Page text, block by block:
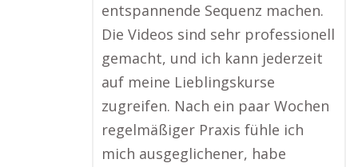
entspannende Sequenz machen.
Die Videos sind sehr professionell
gemacht, und ich kann jederzeit
auf meine Lieblingskurse
zugreifen. Nach ein paar Wochen
regelmäßiger Praxis fühle ich
mich ausgeglichener, habe